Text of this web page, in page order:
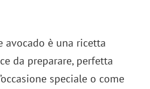
avocado è una ricetta
da preparare, perfetta
speciale o come